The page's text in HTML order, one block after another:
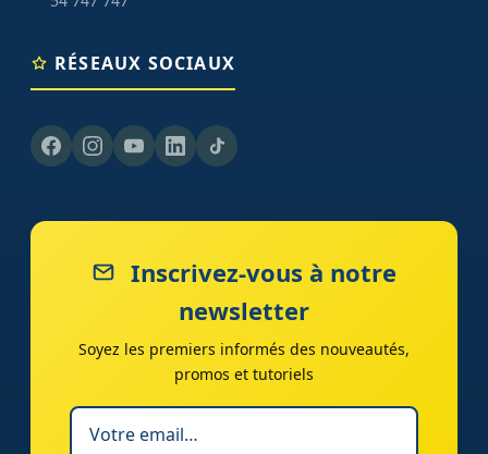
RÉSEAUX SOCIAUX
Inscrivez-vous à notre
newsletter
Soyez les premiers informés des nouveautés,
promos et tutoriels